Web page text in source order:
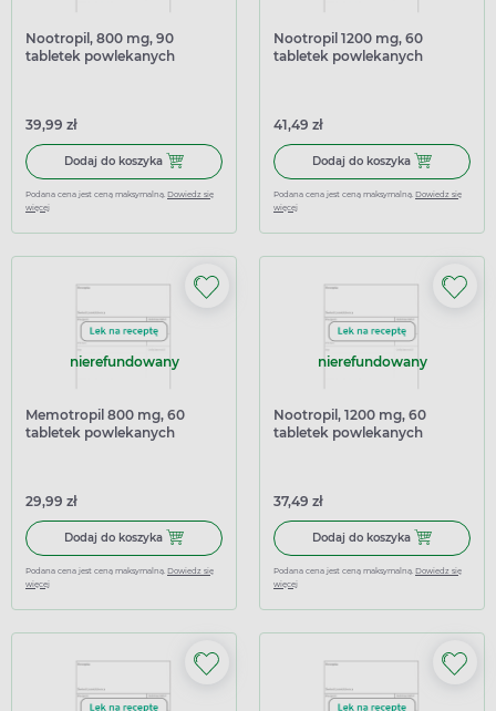
Nootropil, 800 mg, 90
tabletek powlekanych
39,99 zł
Dodaj do koszyka Dodaj do koszyka Nootropil, 800 mg, 90 tabletek
Podana cena jest ceną maksymalną. Dowiedz się
więcej
Nootropil 1200 mg, 60
tabletek powlekanych
41,49 zł
Dodaj do koszyka Dodaj do
Podana cena jest ceną maksymalną. Dowiedz się
więcej
nierefundowany
Memotropil 800 mg, 60
tabletek powlekanych
29,99 zł
Dodaj do koszyka Dodaj do koszyka Memotropil 800 mg, 60 tabletek
Podana cena jest ceną maksymalną. Dowiedz się
więcej
nierefundowany
Nootropil, 1200 mg, 60
tabletek powlekanych
37,49 zł
Dodaj do koszyka Dodaj do
Podana cena jest ceną maksymalną. Dowiedz się
więcej